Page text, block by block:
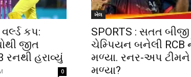
કપ:
જીત
રનથી હરાવ્યું
0
ખેલ
SPORTS : સતત
ચેમ્પિયન બનેલી RCB
મળ્યા. રનર-અપ ટીમને
મળ્યા?